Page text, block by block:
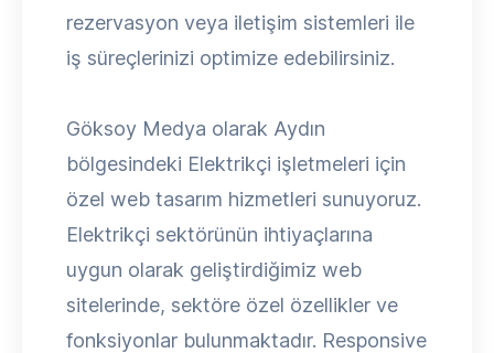
rezervasyon veya iletişim sistemleri ile
iş süreçlerinizi optimize edebilirsiniz.
Göksoy Medya olarak Aydın
bölgesindeki Elektrikçi işletmeleri için
özel web tasarım hizmetleri sunuyoruz.
Elektrikçi sektörünün ihtiyaçlarına
uygun olarak geliştirdiğimiz web
sitelerinde, sektöre özel özellikler ve
fonksiyonlar bulunmaktadır. Responsive